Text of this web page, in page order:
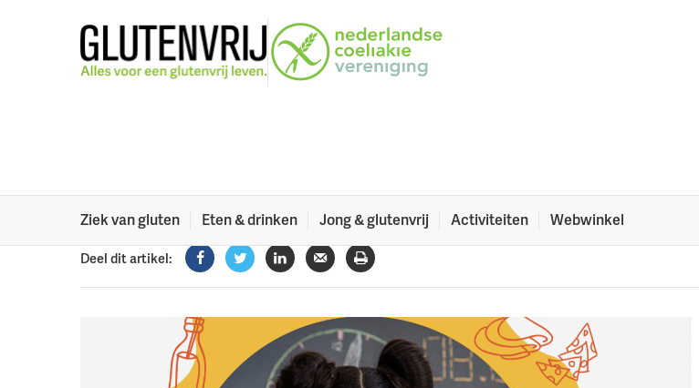
Ziek van gluten Eten & drinken Jong & glutenvrij Activiteiten Webwinkel
Nationaal Schoolontbijt, ook voor
7 november 2022
Deel dit artikel:
Facebook
TwitterLinkedInVerzenden
Printen